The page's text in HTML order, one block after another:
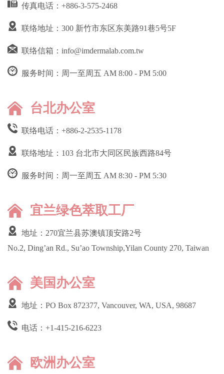
传真电话：+886-3-575-2468
联络地址：300 新竹市东区东美路91巷5号5F
联络信箱： info@imdermalab.com.tw
服务时间：周一至周五 AM 8:00 - PM 5:00
台北办公室
联络电话： +886-2-2535-1178
联络地址：103 台北市大同区民族西路84号
服务时间：周一至周五 AM 8:30 - PM 5:30
宜兰绿色萃取工厂
地址：270宜兰县苏澳镇顶安路2号
No.2, Ding’an Rd., Su’ao Township,Yilan County 270, Taiwan
美国办公室
地址：PO Box 872377, Vancouver, WA, USA, 98687
电话： +1-415-216-6223
欧洲办公室